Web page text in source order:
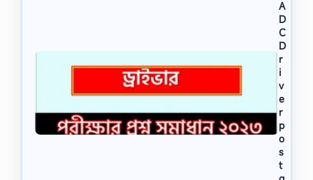
A
D
C
D
r
i
v
e
r
p
o
s
t